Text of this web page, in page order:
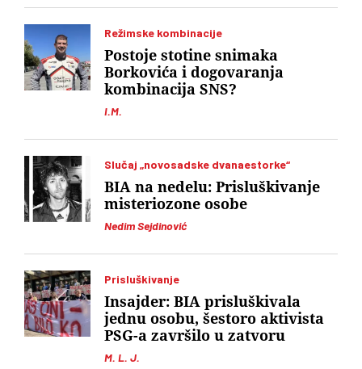
Režimske kombinacije
I.M.
Postoje stotine snimaka
Borkovića i dogovaranja
kombinacija SNS?
Slučaj „novosadske dvanaestorke“
Nedim Sejdinović
BIA na nedelu: Prisluškivanje
misteriozone osobe
Prisluškivanje
M. L. J.
Insajder: BIA prisluškivala
jednu osobu, šestoro aktivista
PSG-a završilo u zatvoru